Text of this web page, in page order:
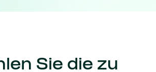
Sie die zu